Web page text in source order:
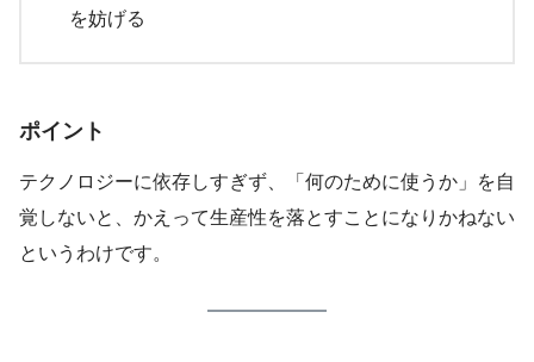
を妨げる
ポイント
テクノロジーに依存しすぎず、「何のために使うか」を自
覚しないと、かえって生産性を落とすことになりかねない
というわけです。